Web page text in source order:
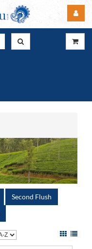
Second Flush